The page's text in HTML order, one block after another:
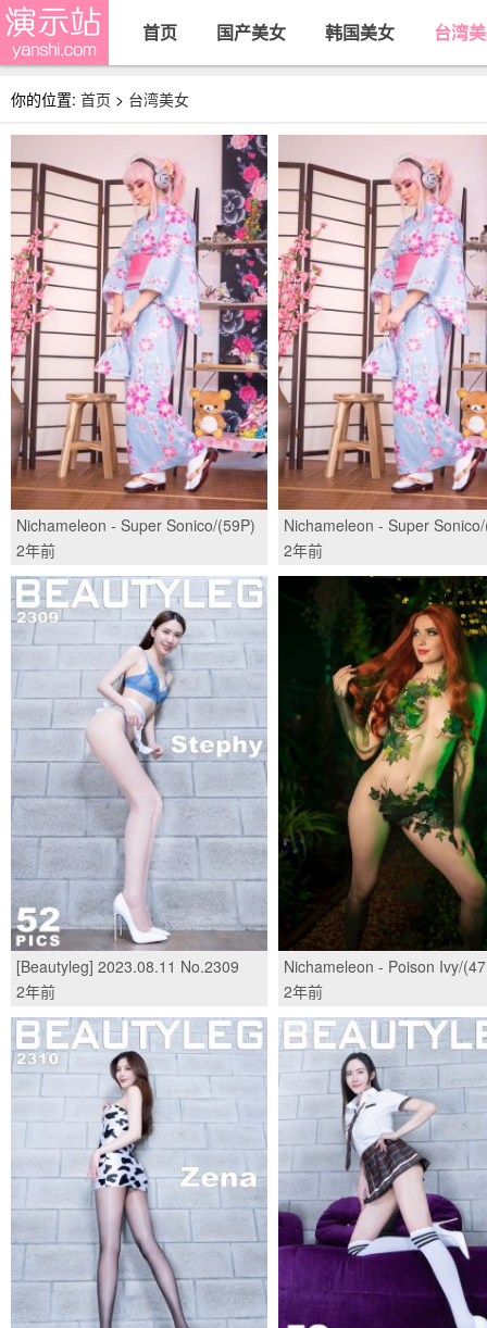
首页 国产美女 韩国美女 台湾
你的位置: 首页 > 台湾美女
Nichameleon - Super Sonico/(59P)
2年前
Nichameleon - Super
2年前
[Beautyleg] 2023.08.11 No.2309
Stephy/(51P)
2年前
Nichameleon - Poison Ivy/
2年前